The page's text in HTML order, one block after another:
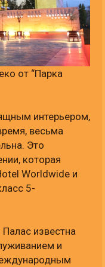
от “Парка
интерьером,
весьма
Это
которая
Worldwide и
5-
известна
и